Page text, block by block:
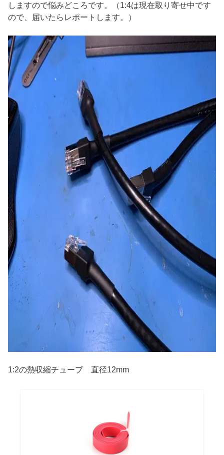
しますので悩みどころです。（1:4は現在取り寄せ中です
ので、届いたらレポートします。）
1:2の熱収縮チューブ 直径12mm